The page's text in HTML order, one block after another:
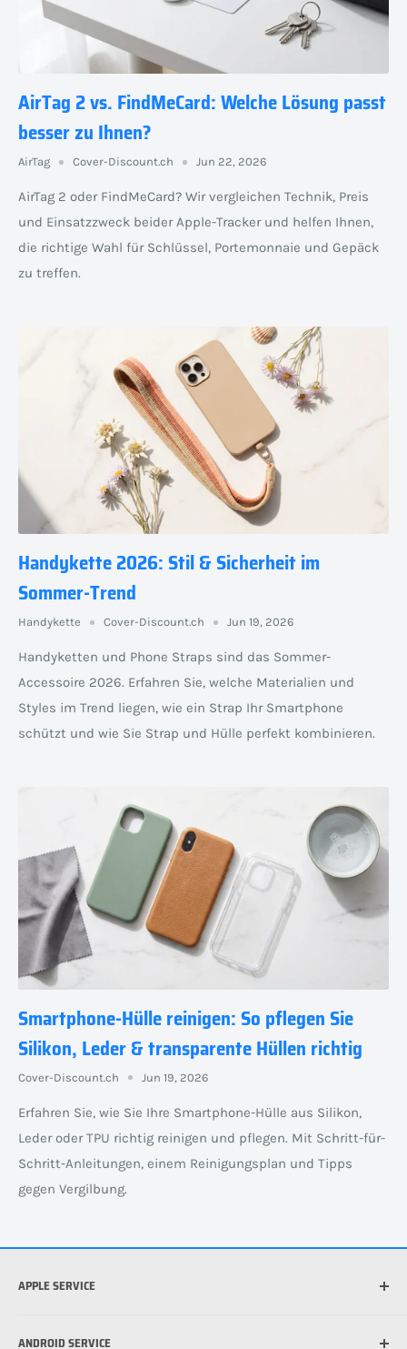
AirTag 2 vs. FindMeCard: Welche Lösung passt
besser zu Ihnen?
AirTag Cover-Discount.ch Jun 22, 2026
AirTag 2 oder FindMeCard? Wir vergleichen Technik, Preis
und Einsatzzweck beider Apple-Tracker und helfen Ihnen,
die richtige Wahl für Schlüssel, Portemonnaie und Gepäck
zu treffen.
Handykette 2026: Stil & Sicherheit im
Sommer-Trend
Handykette Cover-Discount.ch Jun 19, 2026
Handyketten und Phone Straps sind das Sommer-
Accessoire 2026. Erfahren Sie, welche Materialien und
Styles im Trend liegen, wie ein Strap Ihr Smartphone
schützt und wie Sie Strap und Hülle perfekt kombinieren.
Smartphone-Hülle reinigen: So pflegen Sie
Silikon, Leder & transparente Hüllen richtig
Cover-Discount.ch Jun 19, 2026
Erfahren Sie, wie Sie Ihre Smartphone-Hülle aus Silikon,
Leder oder TPU richtig reinigen und pflegen. Mit Schritt-für-
Schritt-Anleitungen, einem Reinigungsplan und Tipps
gegen Vergilbung.
APPLE SERVICE
ANDROID SERVICE